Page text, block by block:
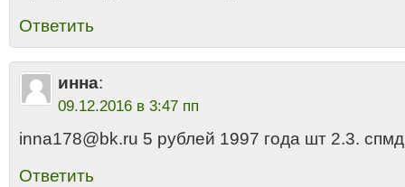
Ответить
инна:
09.12.2016 в 3:47 пп
inna178@bk.ru 5 рублей 1997 года шт 2.3. спмд
Ответить